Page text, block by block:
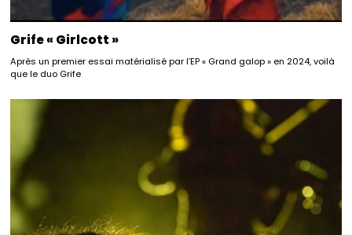
Grife « Girlcott »
Après un premier essai matérialisé par l’EP « Grand galop » en 2024, voilà
que le duo Grife